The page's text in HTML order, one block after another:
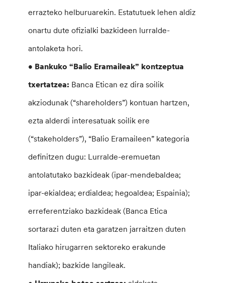
errazteko helburuarekin. Estatutuek lehen aldiz
onartu dute ofizialki bazkideen lurralde-
antolaketa hori.
• Bankuko “Balio Eramaileak” kontzeptua
txertatzea: Banca Etican ez dira soilik
akziodunak (“shareholders”) kontuan hartzen,
ezta alderdi interesatuak soilik ere
(“stakeholders”), “Balio Eramaileen” kategoria
definitzen dugu: Lurralde-eremuetan
antolatutako bazkideak (ipar-mendebaldea;
ipar-ekialdea; erdialdea; hegoaldea; Espainia);
erreferentziako bazkideak (Banca Etica
sortarazi duten eta garatzen jarraitzen duten
Italiako hirugarren sektoreko erakunde
handiak); bazkide langileak.